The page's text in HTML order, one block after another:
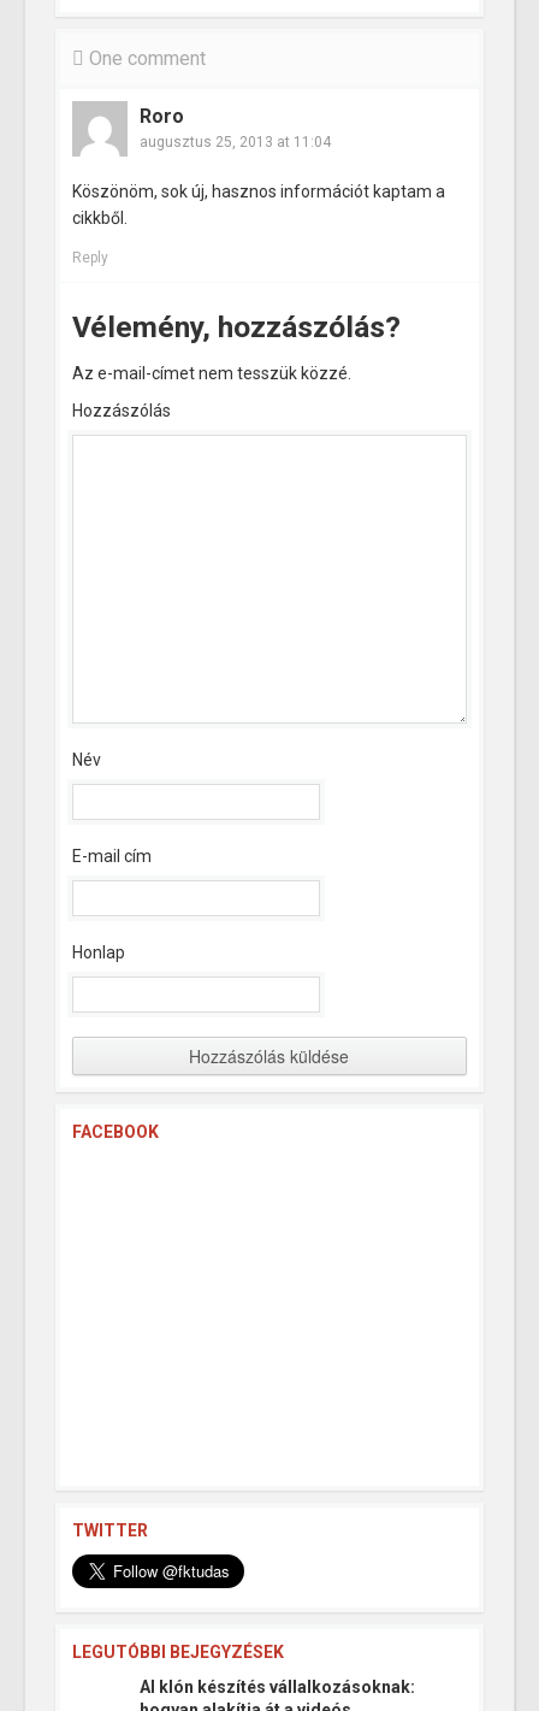
One comment
Roro
augusztus 25, 2013 at 11:04
Köszönöm, sok új, hasznos információt kaptam a
cikkből.
Reply
Vélemény, hozzászólás?
Az e-mail-címet nem tesszük közzé.
Hozzászólás
Név
E-mail cím
Honlap
FACEBOOK
TWITTER
LEGUTÓBBI BEJEGYZÉSEK
AI klón készítés vállalkozásoknak: